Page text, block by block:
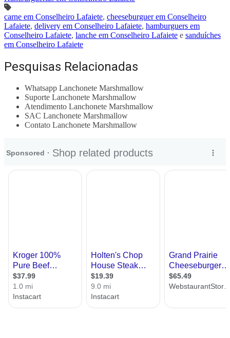
carne em Conselheiro Lafaiete, cheeseburguer em Conselheiro
Lafaiete, delivery em Conselheiro Lafaiete, hamburguers em
Conselheiro Lafaiete, lanche em Conselheiro Lafaiete e sanduíches
em Conselheiro Lafaiete
Pesquisas Relacionadas
Whatsapp Lanchonete Marshmallow
Suporte Lanchonete Marshmallow
Atendimento Lanchonete Marshmallow
SAC Lanchonete Marshmallow
Contato Lanchonete Marshmallow